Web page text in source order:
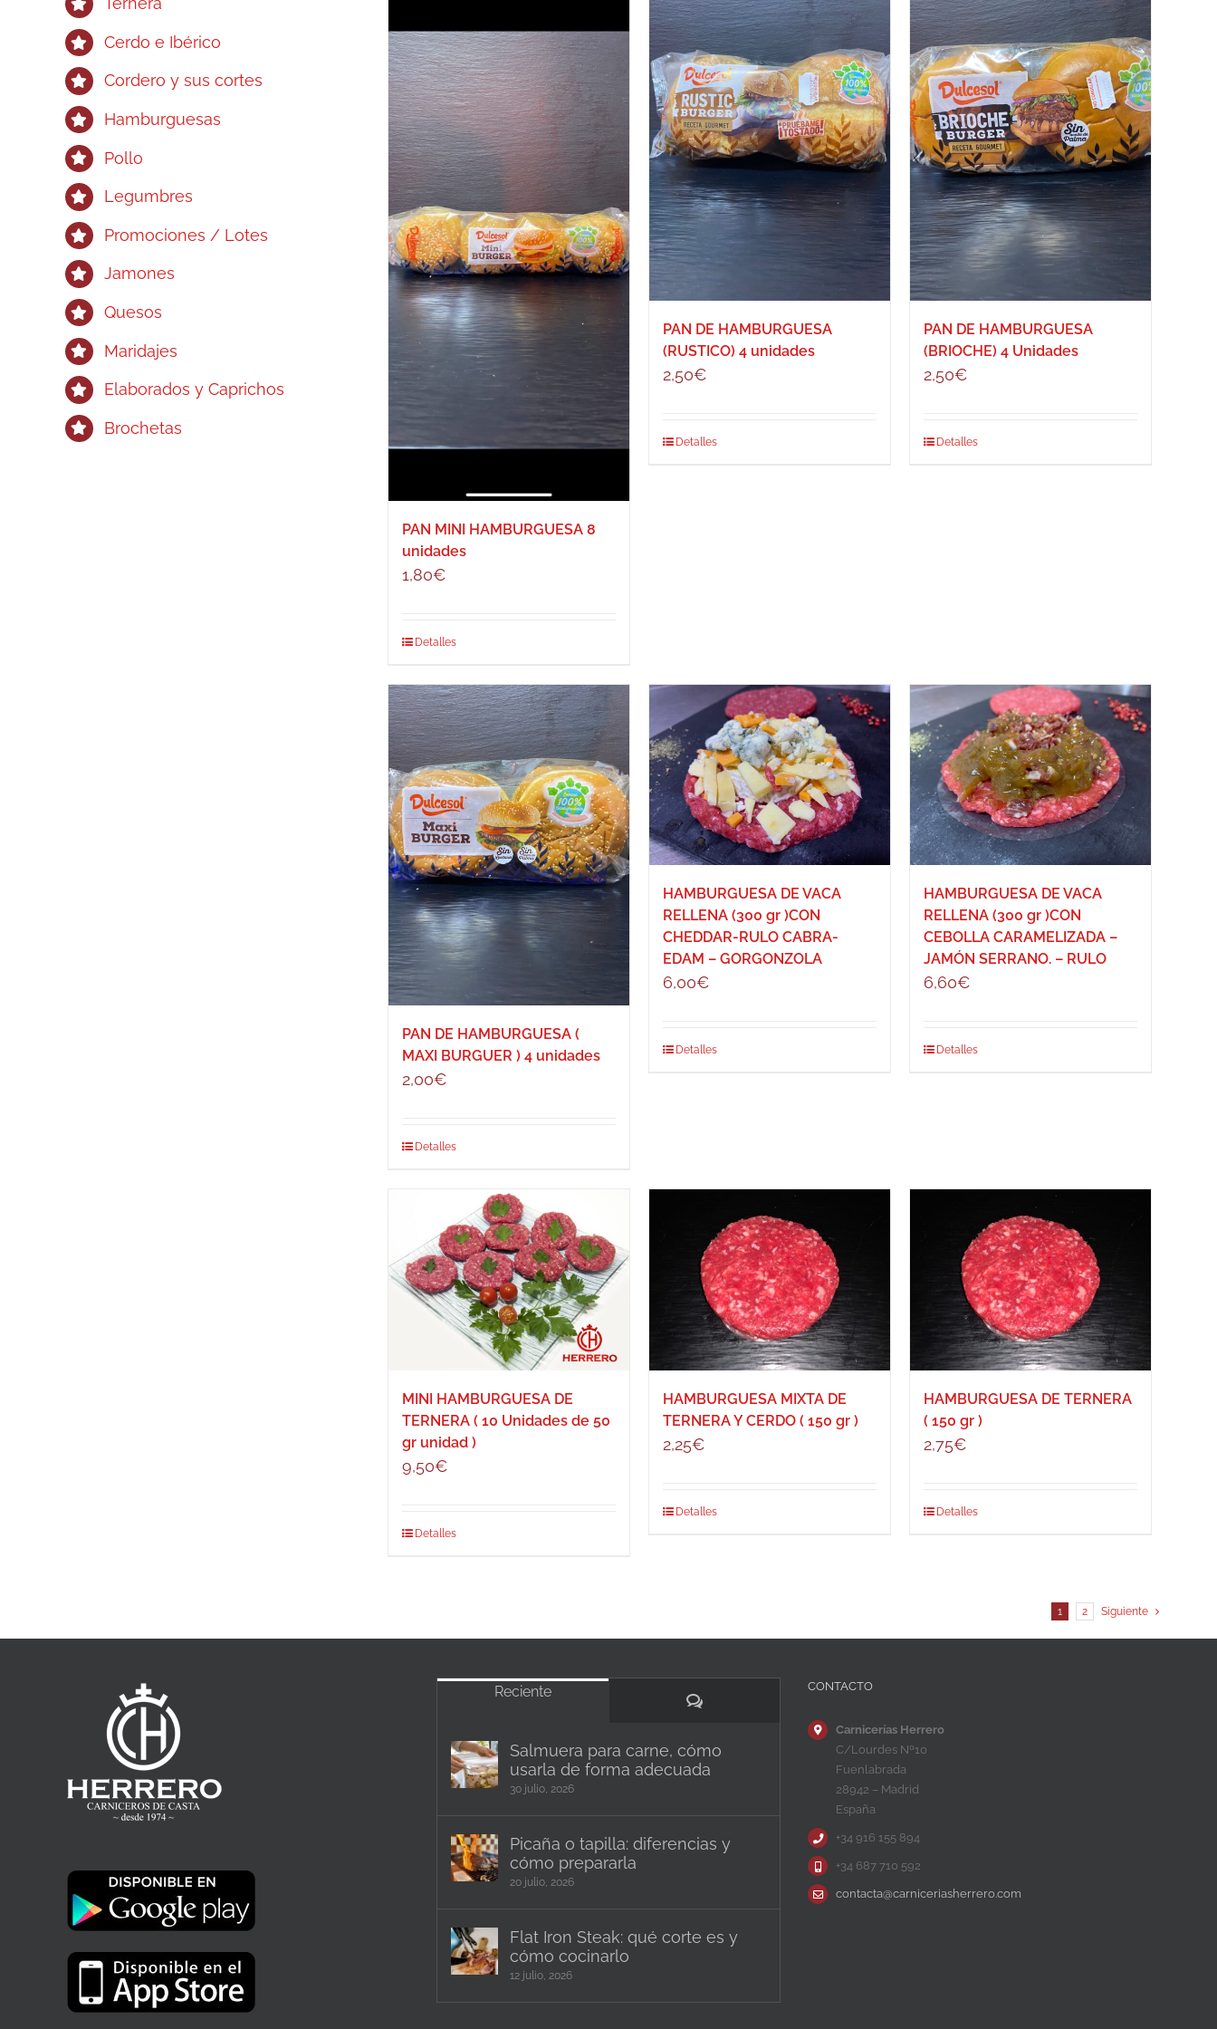
PAN MINI HAMBURGUESA 8
unidades
1,80€
Detalles
PAN DE HAMBURGUESA
(RUSTICO) 4 unidades
2,50€
Detalles
PAN DE HAMBURGUESA
(BRIOCHE) 4 Unidades
2,50€
Detalles
PAN DE HAMBURGUESA (
MAXI BURGUER ) 4 unidades
2,00€
Detalles
HAMBURGUESA DE VACA
RELLENA (300 gr )CON
CHEDDAR-RULO CABRA-
EDAM – GORGONZOLA
6,00€
Detalles
HAMBURGUESA DE VACA
RELLENA (300 gr )CON
CEBOLLA CARAMELIZADA –
JAMÓN SERRANO. – RULO
6,60€
Detalles
MINI HAMBURGUESA DE
TERNERA ( 10 Unidades de 50
gr unidad )
9,50€
Detalles
HAMBURGUESA MIXTA DE
TERNERA Y CERDO ( 150 gr )
2,25€
Detalles
HAMBURGUESA DE TERNERA
( 150 gr )
2,75€
Detalles
1 2 Siguiente
Cerdo e Ibérico
Cordero y sus cortes
Hamburguesas
Pollo
Legumbres
Promociones / Lotes
Jamones
Quesos
Maridajes
Elaborados y Caprichos
Brochetas
Reciente
Comentarios
Salmuera para carne, cómo
usarla de forma adecuada
30 julio, 2026
Picaña o tapilla: diferencias y
cómo prepararla
20 julio, 2026
Flat Iron Steak: qué corte es y
cómo cocinarlo
12 julio, 2026
CONTACTO
Carnicerías Herrero
C/Lourdes Nº10
Fuenlabrada
28942 – Madrid
España
+34 916 155 894
+34 687 710 592
contacta@carniceriasherrero.com